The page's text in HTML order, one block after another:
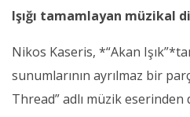
Işığı tamamlayan müzikal
Nikos Kaseris, *“Akan
sunumlarının ayrılmaz bir
Thread” adlı müzik eserinden